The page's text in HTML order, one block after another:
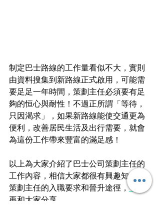
制定巴士路線的工作量看似不大，實則
由資料搜集到新路線正式啟用，可能需
要足足一年時間，策劃主任必須要有足
夠的恒心與耐性！不過正所謂「等待，
只因渴求」，如果新路線能使交通更為
便利，改善居民生活及出行需要，就會
為這份工作帶來豐富的滿足感！
以上為大家介紹了巴士公司策劃主任的
工作內容，相信大家都很有興趣知道，
策劃主任的入職要求和晉升途徑，下回
再和大家分享。